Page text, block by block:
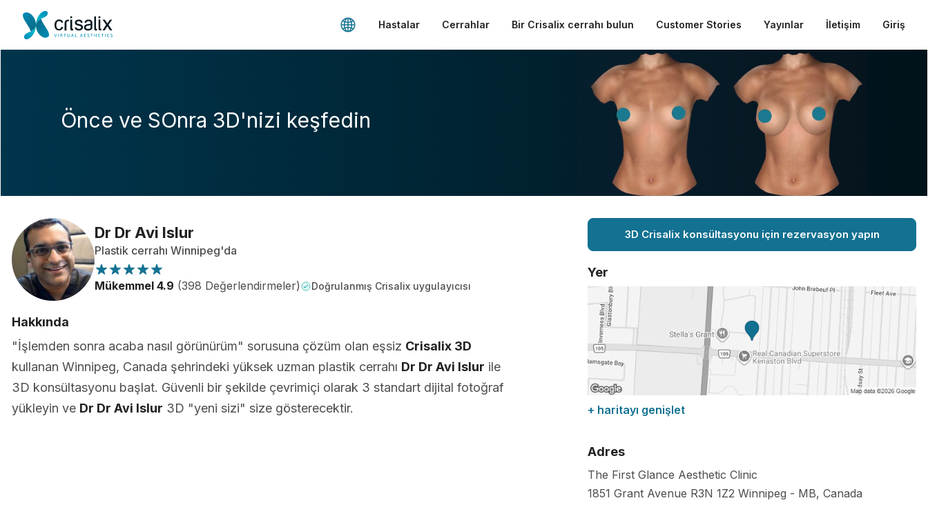
Hastalar Cerrahlar Bir Crisalix cerrahı bulun Customer Stories Yayınlar İletişim Giriş
Önce ve SOnra 3D'nizi keşfedin
Dr Dr Avi Islur
Plastik cerrahı Winnipeg'da
Mükemmel 4.9 (398 Değerlendirmeler) Doğrulanmış Crisalix uygulayıcısı
Hakkında
"İşlemden sonra acaba nasıl görünürüm" sorusuna çözüm olan eşsiz Crisalix 3D
kullanan Winnipeg, Canada şehrindeki yüksek uzman plastik cerrahı Dr Dr Avi Islur ile
3D konsültasyonu başlat. Güvenli bir şekilde çevrimiçi olarak 3 standart dijital fotoğraf
yükleyin ve Dr Dr Avi Islur 3D "yeni sizi" size gösterecektir.
3D Crisalix konsültasyonu için rezervasyon yapın
Yer
+ haritayı genişlet
Adres
The First Glance Aesthetic Clinic
1851 Grant Avenue R3N 1Z2 Winnipeg - MB, Canada